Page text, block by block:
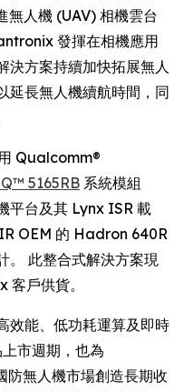
無人機 (UAV) 相機雲台
發揮在相機應用
決方案持續加快拓展無人
延長無人機續航時間，同
Qualcomm®
5165RB 系統模組
平台及其 Lynx ISR 載
OEM 的 Hadron 640R
。 此整合式解決方案現
戶供貨。
效能、低功耗運算及即時
市週期，也為
無人機市場創造長期收